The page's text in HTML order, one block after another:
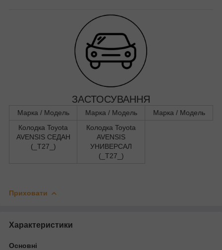
ЗАСТОСУВАННЯ
Марка / Модель Марка / Модель
Марка / Модель
Колодка Toyota
AVENSIS СЕДАН
(_T27_)
Колодка Toyota
AVENSIS
УНИВЕРСАЛ
(_T27_)
Приховати
Характеристики
Основні